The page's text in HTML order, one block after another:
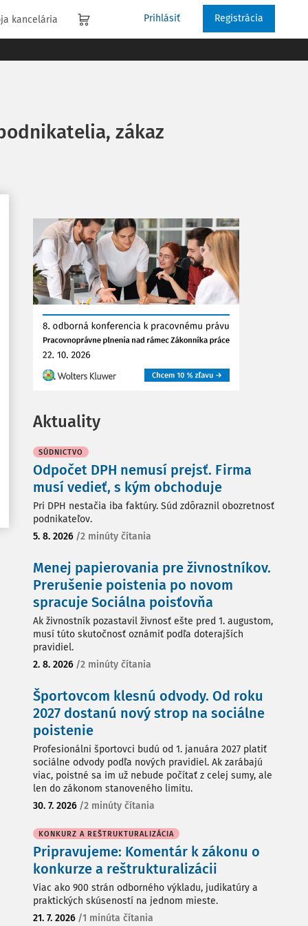
kancelária Prihlásiť Registrácia
zákaz
Aktuality
SÚDNICTVO
Odpočet DPH nemusí prejsť. Firma
musí vedieť, s kým obchoduje
Pri DPH nestačia iba faktúry. Súd zdôraznil obozretnosť
podnikateľov.
5. 8. 2026 /2 minúty čítania
Menej papierovania pre živnostníkov.
Prerušenie poistenia po novom
spracuje Sociálna poisťovňa
Ak živnostník pozastavil živnosť ešte pred 1. augustom,
musí túto skutočnosť oznámiť podľa doterajších
pravidiel.
2. 8. 2026 /2 minúty čítania
Športovcom klesnú odvody. Od roku
2027 dostanú nový strop na sociálne
poistenie
Profesionálni športovci budú od 1. januára 2027 platiť
sociálne odvody podľa nových pravidiel. Ak zarábajú
viac, poistné sa im už nebude počítať z celej sumy, ale
len do zákonom stanoveného limitu.
30. 7. 2026 /2 minúty čítania
KONKURZ A REŠTRUKTURALIZÁCIA
Pripravujeme: Komentár k zákonu o
konkurze a reštrukturalizácii
Viac ako 900 strán odborného výkladu, judikatúry a
praktických skúseností na jednom mieste.
21. 7. 2026 /1 minúta čítania